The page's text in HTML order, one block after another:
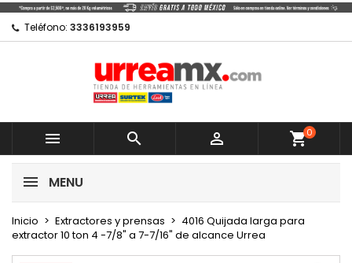
Teléfono: 3336193959
   shopping_cart0
MENU
Inicio Extractores y prensas
4016 Quijada larga para
extractor 10 ton 4 -7/8" a 7-7/16" de alcance Urrea
Mi lista de regalos
Crear nueva lista
Crear lista de deseos
Nombre de la lista de deseos
Cancelar
Iniciar sesión
Debe iniciar sesión para guardar productos en su
lista de deseos.
Cancelar
Iniciar sesión